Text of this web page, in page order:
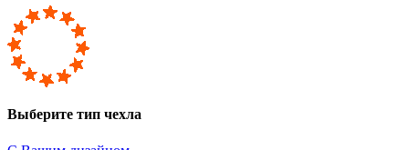
Выберите тип чехла